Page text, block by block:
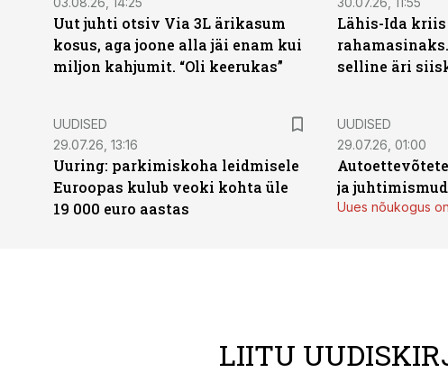
Uut juhti otsiv Via 3L ärikasum
kosus, aga joone alla jäi enam kui
miljon kahjumit. “Oli keerukas”
Lähis-Ida kriis
selline äri
UUDISED
29.07.26, 13:16
Uuring: parkimiskoha leidmisele
Euroopas kulub veoki kohta üle
19 000 euro aastas
UUDISED
29.07.26, 01:00
ja
Uues nõukogus
LIITU